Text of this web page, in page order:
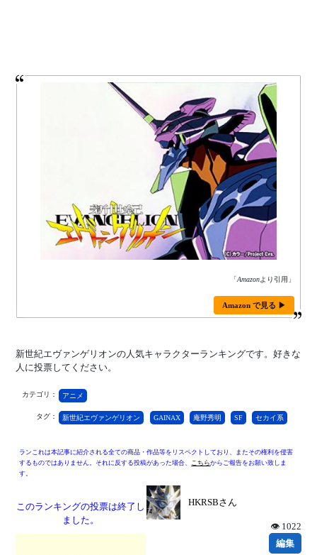
「Amazonより引用」
Amazon で見る ▶
新世紀エヴァンゲリオンの人気キャラクターランキングです。好きな
人に投票してください。
カテゴリ： アニメ
タグ： 新世紀エヴァンゲリオン GAINAX 庵野秀明 SF セカイ系
ランこれは本記事に紹介される全ての商品・作品等をリスペクトしており、またその権利を侵害
するものではありません。それに反する投稿があった場合、 こちらからご報告をお願い致しま
す。
このランキングの投票は終了し
ました。
HKRSBさん
👁 1022
編集